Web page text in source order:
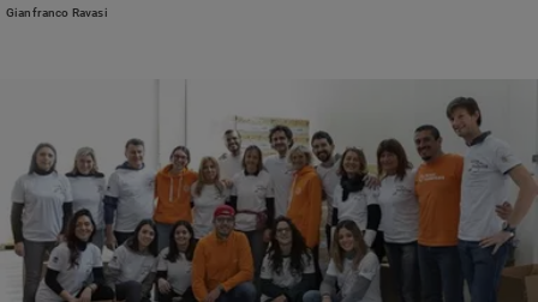
fede
del
giorno
Società
e
valori
Gianfranco Ravasi